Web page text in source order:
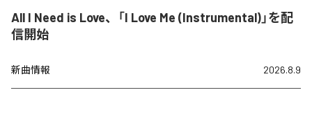
All I Need is Love、「I Love Me (Instrumental)」を配
信開始
新曲情報 2026.8.9